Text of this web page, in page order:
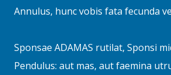
Annulus, hunc vobis fata fecunda
Sponsae ADAMAS rutilat, Sponsi
Pendulus: aut mas, aut faemina